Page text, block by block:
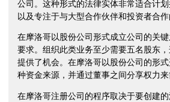
公司。这种形式的法律实体非常适合计
以及专注于与大型合作伙伴和投资者合
在摩洛哥以股份公司形式成立公司的关
要求。组织此类业务至少需要五名股东
提供了机会。在摩洛哥以股份公司的形
种资金来源，并通过董事之间分享权力来
在摩洛哥注册公司的程序取决于要创建